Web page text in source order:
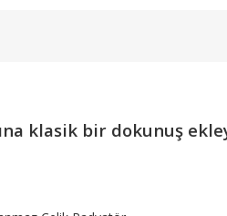
Çelik Dizayn
klasik bir dokunuş